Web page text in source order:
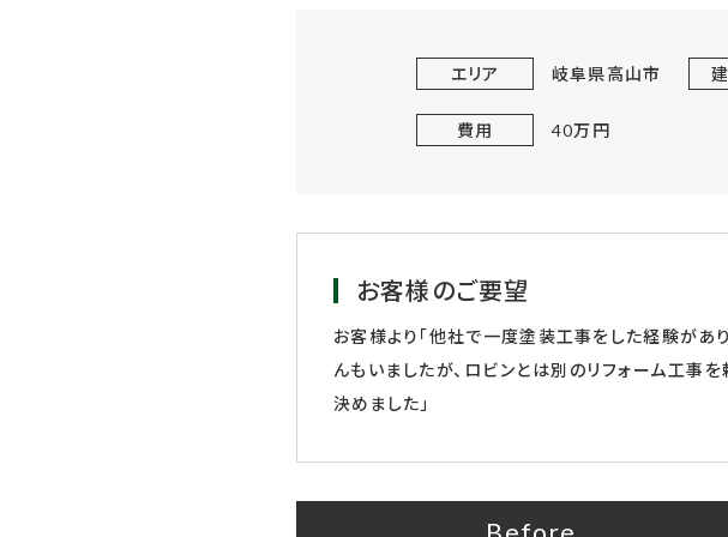
エリア 岐阜県高山市
費用 40万円
お客様のご要望
お客様より「他社で一度塗装工事をした経験があ
んもいましたが、ロビンとは別のリフォーム工事
決めました」